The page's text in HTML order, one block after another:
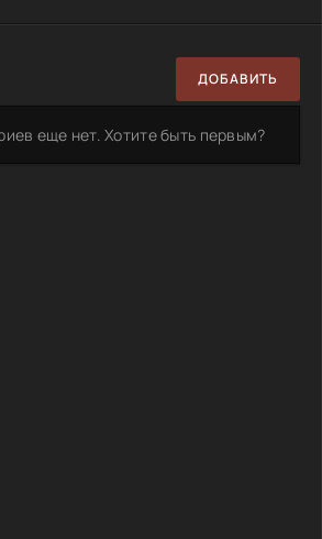
ДОБАВИТЬ
еще нет. Хотите быть первым?